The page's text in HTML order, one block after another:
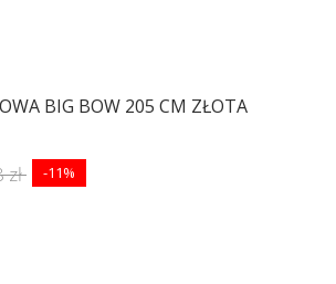
BIG BOW 205 CM ZŁOTA
zł -11%